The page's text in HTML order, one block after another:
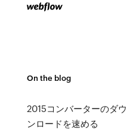
On the blog
2015コンバーターのダウ
ンロードを速める